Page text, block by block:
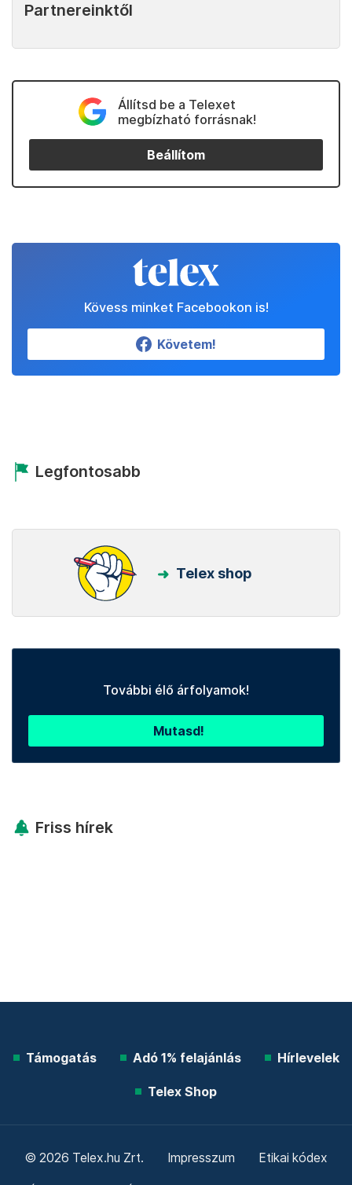
Partnereinktől
Állítsd be a Telexet
megbízható forrásnak!
Beállítom
Kövess minket Facebookon is!
Követem!
Legfontosabb
Telex shop
További élő árfolyamok!
Mutasd!
Friss hírek
Támogatás Adó 1% felajánlás Hírlevelek
Telex Shop
© 2026 Telex.hu Zrt. Impresszum Etikai kódex